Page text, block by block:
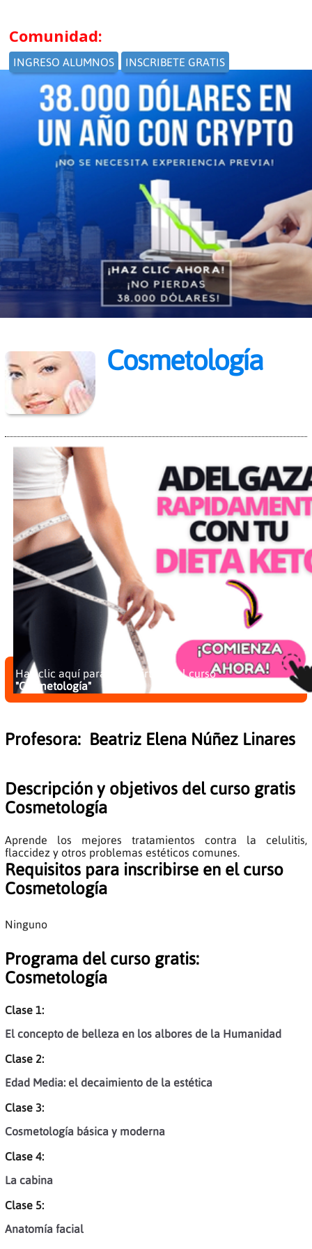
Cosmetología
Haz clic aquí para inscribirte en el curso
"Cosmetología"
Profesora:Beatriz Elena Núñez Linares
Descripción y objetivos del curso gratis
Cosmetología
Aprende los mejores tratamientos contra la celulitis,
flaccidez y otros problemas estéticos comunes.
Requisitos para inscribirse en el curso
Cosmetología
Ninguno
Programa del curso gratis:
Cosmetología
Clase 1:
El concepto de belleza en los albores de la Humanidad
Clase 2:
Edad Media: el decaimiento de la estética
Clase 3:
Cosmetología básica y moderna
Clase 4:
La cabina
Clase 5:
Anatomía facial
Comunidad: